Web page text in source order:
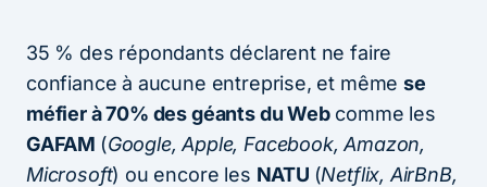
35 % des répondants déclarent ne faire
confiance à aucune entreprise, et même se
méfier à 70% des géants du Webcomme les
GAFAM (Google, Apple, Facebook, Amazon,
Microsoft) ou encore les NATU (Netflix, AirBnB,